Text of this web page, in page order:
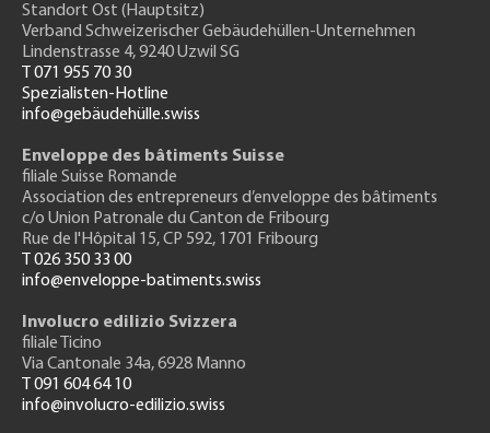
Standort Ost (Hauptsitz)
Verband Schweizerischer Gebäudehüllen-Unternehmen
Lindenstrasse 4, 9240 Uzwil SG
T 071 955 70 30
Spezialisten-Hotline
info@gebäudehülle.swiss
Enveloppe des bâtiments Suisse
filiale Suisse Romande
Association des entrepreneurs d’enveloppe des bâtiments
c/o Union Patronale du Canton de Fribourg
Rue de l'Hôpital 15, CP 592, 1701 Fribourg
T 026 350 33 00
info@enveloppe-batiments.swiss
Involucro edilizio Svizzera
filiale Ticino
Via Cantonale 34a, 6928 Manno
T 091 604 64 10
info@involucro-edilizio.swiss